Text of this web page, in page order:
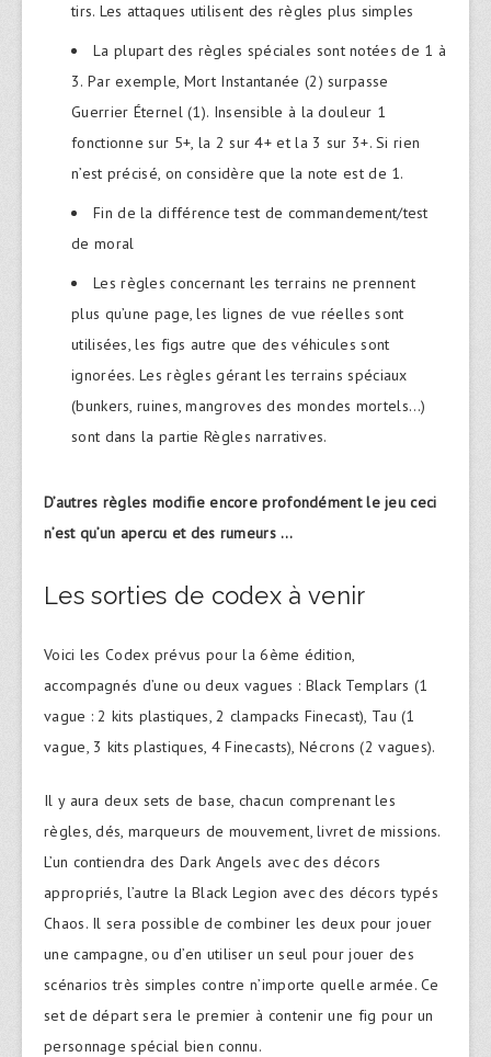
tirs. Les attaques utilisent des règles plus simples
La plupart des règles spéciales sont notées de 1 à
3. Par exemple, Mort Instantanée (2) surpasse
Guerrier Éternel (1). Insensible à la douleur 1
fonctionne sur 5+, la 2 sur 4+ et la 3 sur 3+. Si rien
n’est précisé, on considère que la note est de 1.
Fin de la différence test de commandement/test
de moral
Les règles concernant les terrains ne prennent
plus qu’une page, les lignes de vue réelles sont
utilisées, les figs autre que des véhicules sont
ignorées. Les règles gérant les terrains spéciaux
(bunkers, ruines, mangroves des mondes mortels…)
sont dans la partie Règles narratives.
D’autres règles modifie encore profondément le jeu ceci
n’est qu’un apercu et des rumeurs …
Les sorties de codex à venir
Voici les Codex prévus pour la 6ème édition,
accompagnés d’une ou deux vagues : Black Templars (1
vague : 2 kits plastiques, 2 clampacks Finecast), Tau (1
vague, 3 kits plastiques, 4 Finecasts), Nécrons (2 vagues).
Il y aura deux sets de base, chacun comprenant les
règles, dés, marqueurs de mouvement, livret de missions.
L’un contiendra des Dark Angels avec des décors
appropriés, l’autre la Black Legion avec des décors typés
Chaos. Il sera possible de combiner les deux pour jouer
une campagne, ou d’en utiliser un seul pour jouer des
scénarios très simples contre n’importe quelle armée. Ce
set de départ sera le premier à contenir une fig pour un
personnage spécial bien connu.